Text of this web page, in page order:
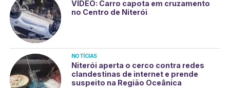
VÍDEO: Carro capota em cruzamento
no Centro de Niterói
NOTÍCIAS
Niterói aperta o cerco contra redes
clandestinas de internet e prende
suspeito na Região Oceânica